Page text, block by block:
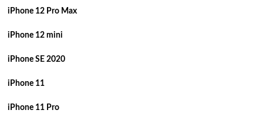
iPhone 12 Pro Max
iPhone 12 mini
iPhone SE 2020
iPhone 11
iPhone 11 Pro